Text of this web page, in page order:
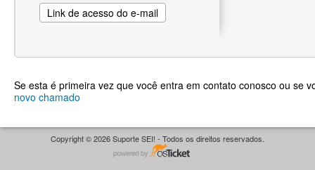
Se esta é primeira vez que você entra em contato conosco ou se
novo chamado
Copyright © 2026 Suporte SEI! - Todos os direitos reservados.